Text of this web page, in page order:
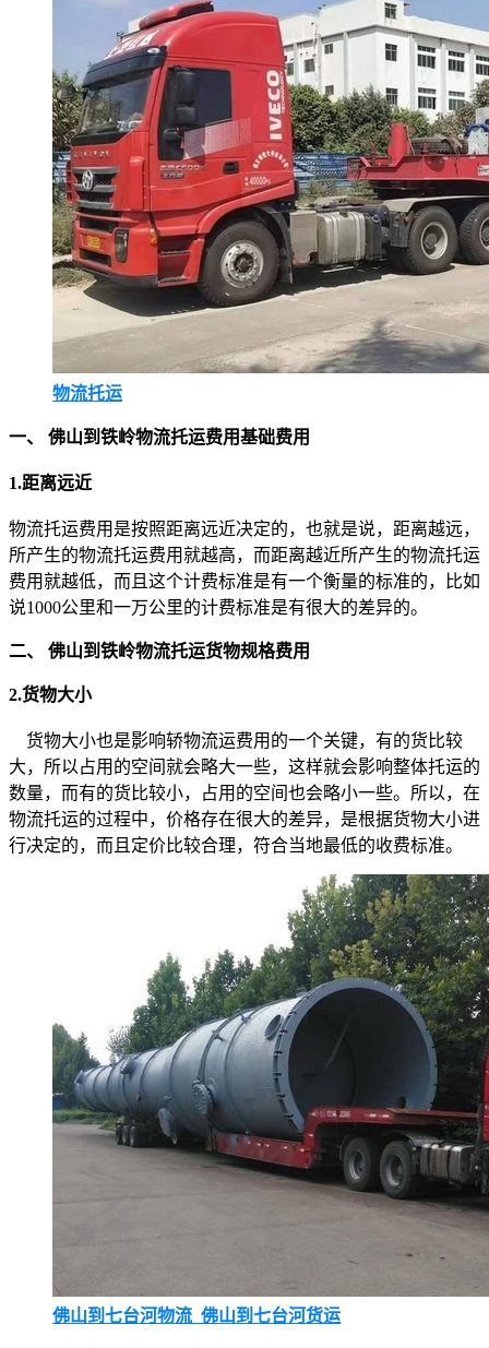
物流托运
一、 佛山到铁岭物流托运费用基础费用
1.距离远近
物流托运费用是按照距离远近决定的，也就是说，距离越远，
所产生的物流托运费用就越高，而距离越近所产生的物流托运
费用就越低，而且这个计费标准是有一个衡量的标准的，比如
说1000公里和一万公里的计费标准是有很大的差异的。
二、 佛山到铁岭物流托运货物规格费用
2.货物大小
货物大小也是影响轿物流运费用的一个关键，有的货比较
大，所以占用的空间就会略大一些，这样就会影响整体托运的
数量，而有的货比较小，占用的空间也会略小一些。所以，在
物流托运的过程中，价格存在很大的差异，是根据货物大小进
行决定的，而且定价比较合理，符合当地最低的收费标准。
佛山到七台河物流_佛山到七台河货运